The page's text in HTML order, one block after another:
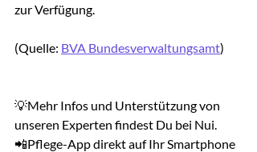
zur Verfügung.
(Quelle: BVA Bundesverwaltungsamt)
💡Mehr Infos und Unterstützung von
unseren Experten findest Du bei Nui.
📲Pflege-App direkt auf Ihr Smartphone